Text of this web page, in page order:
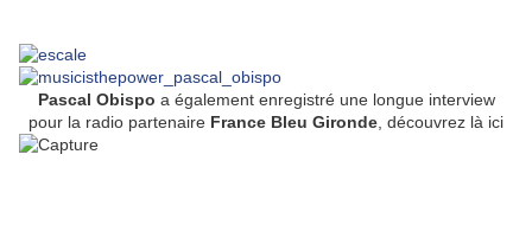
Pascal Obispo a également enregistré une longue interview
pour la radio partenaire France Bleu Gironde , découvrez là ici